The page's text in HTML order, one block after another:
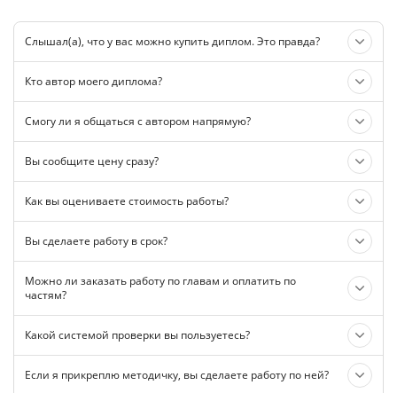
Слышал(а), что у вас можно купить диплом. Это правда?
Кто автор моего диплома?
Смогу ли я общаться с автором напрямую?
Вы сообщите цену сразу?
Как вы оцениваете стоимость работы?
Вы сделаете работу в срок?
Можно ли заказать работу по главам и оплатить по
частям?
Какой системой проверки вы пользуетесь?
Если я прикреплю методичку, вы сделаете работу по ней?